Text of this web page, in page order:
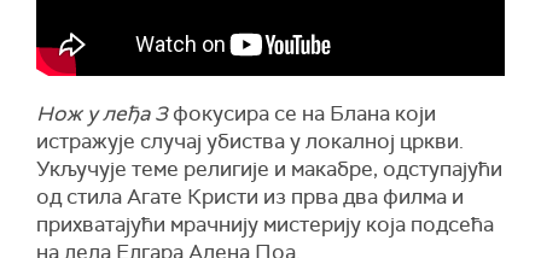
Нож у леђа 3фокусира се на Блана који
истражује случај убиства у локалној цркви.
Укључује теме религије и макабре, одступајући
од стила Агате Кристи из прва два филма и
прихватајући мрачнију мистерију која подсећа
на дела Едгара Алена Поа.